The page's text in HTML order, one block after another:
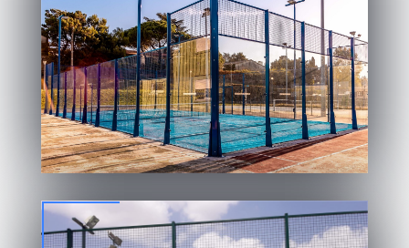
Compograss TXT homologado por la
Federación Española de pádel (F.E.P.)